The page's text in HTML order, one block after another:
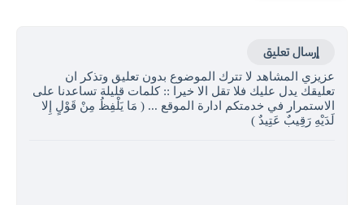
إرسال تعليق
عزيزي المشاهد لا تترك الموضوع بدون تعليق وتذكر ان
تعليقك يدل عليك فلا تقل الا خيرا :: كلمات قليلة تساعدنا على
الاستمرار في خدمتكم ادارة الموقع ... ( مَا يَلْفِظُ مِنْ قَوْلٍ إِلا
لَدَيْهِ رَقِيبٌ عَتِيدٌ )